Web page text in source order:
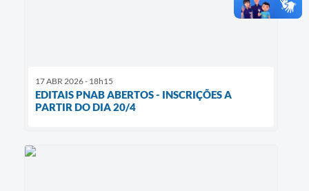
17 ABR 2026 - 18h15
EDITAIS PNAB ABERTOS - INSCRIÇÕES A
PARTIR DO DIA 20/4